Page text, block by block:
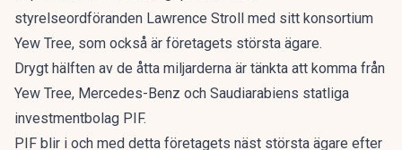
styrelseordföranden Lawrence Stroll med sitt konsortium
Yew Tree, som också är företagets största ägare.
Drygt hälften av de åtta miljarderna är tänkta att komma från
Yew Tree, Mercedes-Benz och Saudiarabiens statliga
investmentbolag PIF.
PIF blir i och med detta företagets näst största ägare efter